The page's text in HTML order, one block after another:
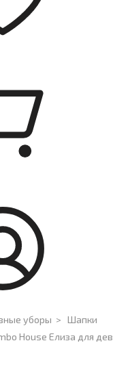
уборы > Шапки
House Елиза для